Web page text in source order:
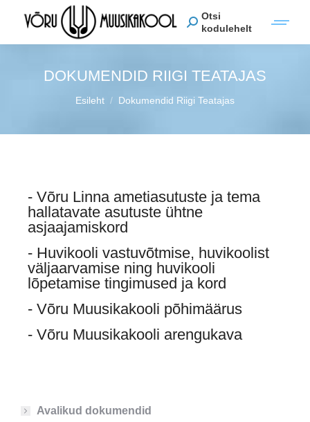
Otsi
kodulehelt
DOKUMENDID RIIGI TEATAJAS
You are here:
Esileht Dokumendid Riigi Teatajas
- Võru Linna ametiasutuste ja tema
hallatavate asutuste ühtne
asjaajamiskord
- Huvikooli vastuvõtmise, huvikoolist
väljaarvamise ning huvikooli
lõpetamise tingimused ja kord
- Võru Muusikakooli põhimäärus
- Võru Muusikakooli arengukava
Avalikud dokumendid